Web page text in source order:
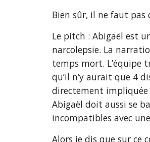
Bien sûr, il ne faut pas
Le pitch : Abigaël est
narcolepsie. La
temps mort. L’équipe
qu’il n’y aurait que 4
directement impliquée
Abigaël doit aussi se
incompatibles avec
Alors je dis que sur ce